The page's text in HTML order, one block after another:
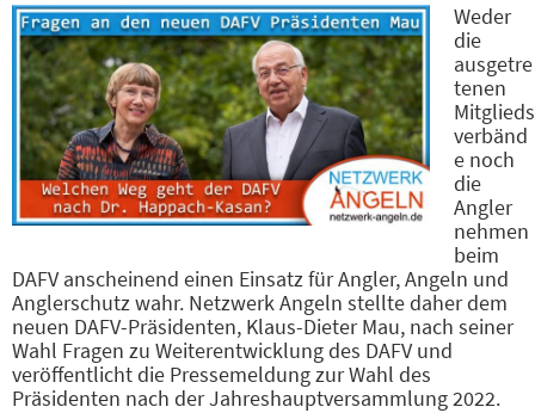
Weder
die
ausgetre
tenen
Mitglieds
verbänd
e noch
die
Angler
nehmen
beim
DAFV anscheinend einen Einsatz für Angler, Angeln und
Anglerschutz wahr. Netzwerk Angeln stellte daher dem
neuen DAFV-Präsidenten, Klaus-Dieter Mau, nach seiner
Wahl Fragen zu Weiterentwicklung des DAFV und
veröffentlicht die Pressemeldung zur Wahl des
Präsidenten nach der Jahreshauptversammlung 2022.